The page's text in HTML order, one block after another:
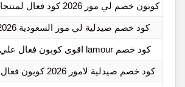
كوبون خصم لي مور 2026 كود فعال لمنتجات صيدلية لي مور اون لاين
كود خصم صيدلية لي مور السعودية 2026 كوبون لكافة مشترياتك
كود خصم lamour اقوى كوبون فعال علي جميع عروض lamour sa
كود خصم صيدلية لامور 2026 كوبون فعال مميز لكل المنتجات لامور